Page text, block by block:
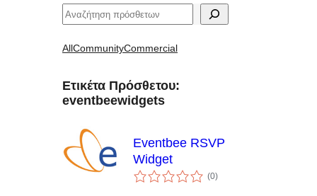
Αναζήτηση
AllCommunityCommercial
Ετικέτα Πρόσθετου:
eventbeewidgets
Eventbee RSVP
Widget
(0αξιολογήσεις
σύνολο
)